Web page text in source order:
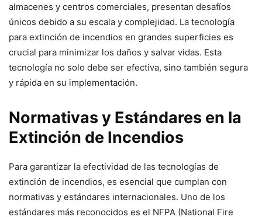
almacenes y centros comerciales, presentan desafíos
únicos debido a su escala y complejidad. La tecnología
para extinción de incendios en grandes superficies es
crucial para minimizar los daños y salvar vidas. Esta
tecnología no solo debe ser efectiva, sino también segura
y rápida en su implementación.
Normativas y Estándares en la
Extinción de Incendios
Para garantizar la efectividad de las tecnologías de
extinción de incendios, es esencial que cumplan con
normativas y estándares internacionales. Uno de los
estándares más reconocidos es el NFPA (National Fire